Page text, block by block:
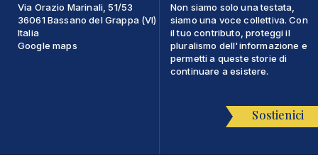
Via Orazio Marinali, 51/53
36061 Bassano del Grappa (VI)
Italia
Google maps
Non siamo solo una testata,
siamo una voce collettiva. Con
il tuo contributo, proteggi il
pluralismo dell'informazione e
permetti a queste storie di
continuare a esistere.
Sostienici